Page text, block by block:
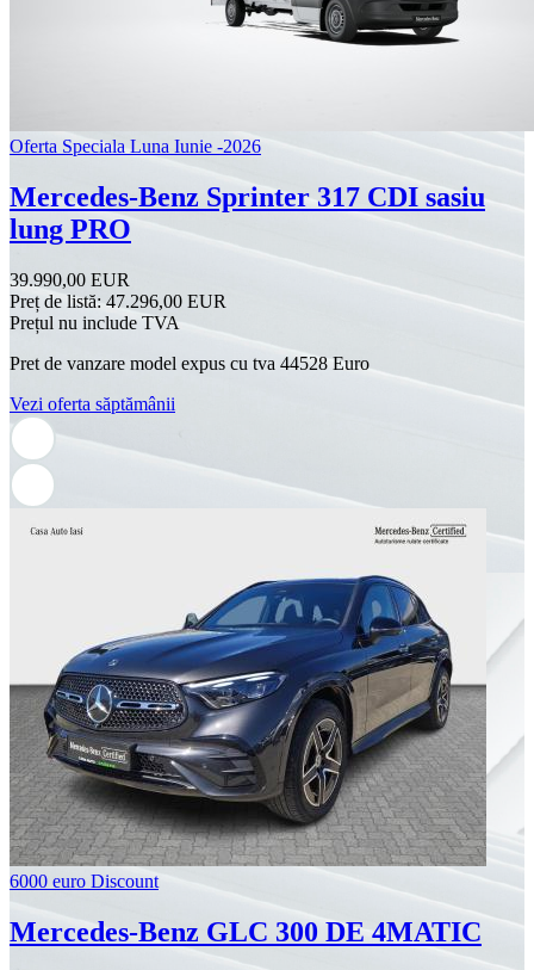
Oferta Speciala Luna Iunie -2026
Mercedes-Benz Sprinter 317 CDI sasiu
lung PRO
39.990,00 EUR
Preț de listă: 47.296,00 EUR
Prețul nu include TVA
Pret de vanzare model expus cu tva 44528 Euro
Vezi oferta săptămânii
6000 euro Discount
Mercedes-Benz GLC 300 DE 4MATIC